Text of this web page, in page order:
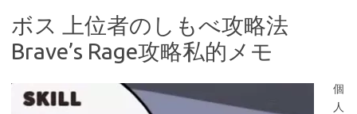
ボス 上位者のしもべ攻略法
Brave’s Rage攻略私的メモ
個
人